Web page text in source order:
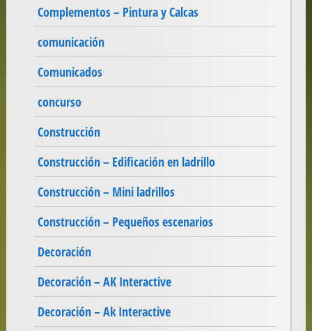
Complementos – Pintura y Calcas
comunicación
Comunicados
concurso
Construcción
Construcción – Edificación en ladrillo
Construcción – Mini ladrillos
Construcción – Pequeños escenarios
Decoración
Decoración – AK Interactive
Decoración – Ak Interactive